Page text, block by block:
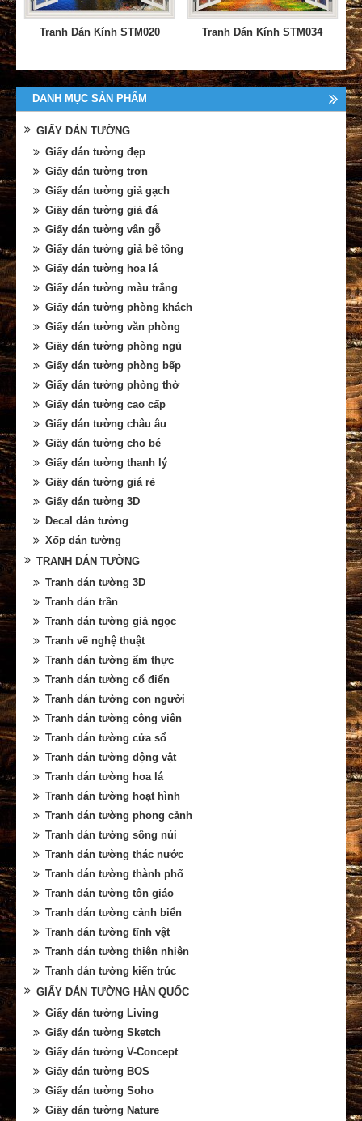
Tranh Dán Kính STM020 Tranh Dán Kính STM034
DANH MỤC SẢN PHẨM
GIẤY DÁN TƯỜNG
Giấy dán tường đẹp
Giấy dán tường trơn
Giấy dán tường giả gạch
Giấy dán tường giả đá
Giấy dán tường vân gỗ
Giấy dán tường giả bê tông
Giấy dán tường hoa lá
Giấy dán tường màu trắng
Giấy dán tường phòng khách
Giấy dán tường văn phòng
Giấy dán tường phòng ngủ
Giấy dán tường phòng bếp
Giấy dán tường phòng thờ
Giấy dán tường cao cấp
Giấy dán tường châu âu
Giấy dán tường cho bé
Giấy dán tường thanh lý
Giấy dán tường giá rẻ
Giấy dán tường 3D
Decal dán tường
Xốp dán tường
TRANH DÁN TƯỜNG
Tranh dán tường 3D
Tranh dán trần
Tranh dán tường giả ngọc
Tranh vẽ nghệ thuật
Tranh dán tường ẩm thực
Tranh dán tường cổ điển
Tranh dán tường con người
Tranh dán tường công viên
Tranh dán tường cửa sổ
Tranh dán tường động vật
Tranh dán tường hoa lá
Tranh dán tường hoạt hình
Tranh dán tường phong cảnh
Tranh dán tường sông núi
Tranh dán tường thác nước
Tranh dán tường thành phố
Tranh dán tường tôn giáo
Tranh dán tường cảnh biển
Tranh dán tường tĩnh vật
Tranh dán tường thiên nhiên
Tranh dán tường kiến trúc
GIẤY DÁN TƯỜNG HÀN QUỐC
Giấy dán tường Living
Giấy dán tường Sketch
Giấy dán tường V-Concept
Giấy dán tường BOS
Giấy dán tường Soho
Giấy dán tường Nature